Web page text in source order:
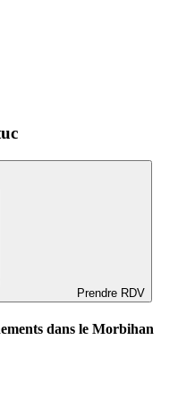
Prendre RDV
dans le Morbihan